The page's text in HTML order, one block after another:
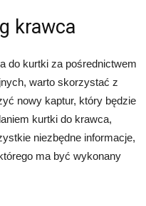
krawca
do kurtki za pośrednictwem
warto skorzystać z
nowy kaptur, który będzie
kurtki do krawca,
niezbędne informacje,
ma być wykonany